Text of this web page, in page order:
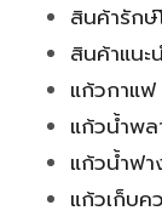
สินค้ารักษ์
สินค้าแนะ
แก้วกาแฟ
แก้วน้ำพ
แก้วน้ำฟา
แก้วเก็บค